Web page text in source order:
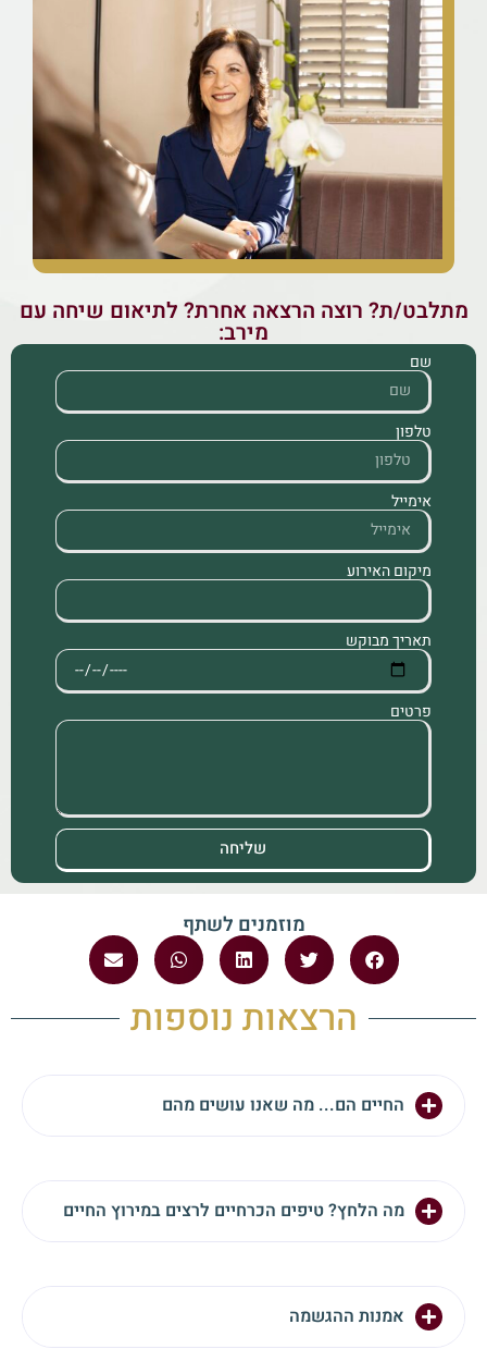
מתלבט/ת? רוצה הרצאה אחרת? לתיאום שיחה עם
מירב:
שם
טלפון
אימייל
מיקום האירוע
תאריך מבוקש
פרטים
שליחה
מוזמנים לשתף
הרצאות נוספות
החיים הם... מה שאנו עושים מהם
מה הלחץ? טיפים הכרחיים לרצים במירוץ החיים
אמנות ההגשמה